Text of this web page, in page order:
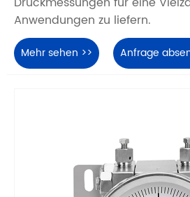
Anwendungen zu liefern.
Mehr sehen >> Anfrage